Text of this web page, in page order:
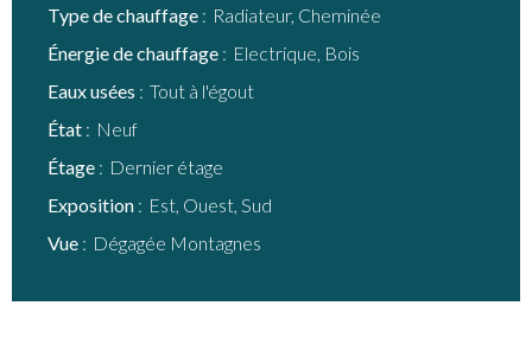
Type de chauffage
Radiateur, Cheminée
Énergie de chauffage
Electrique, Bois
Eaux usées
Tout à l'égout
État
Neuf
Étage
Dernier étage
Exposition
Est, Ouest, Sud
Vue
Dégagée Montagnes